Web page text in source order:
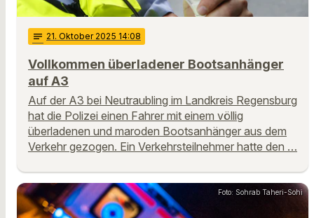
notes 21. Oktober 2025 14:08
Vollkommen überladener Bootsanhänger
auf A3
Auf der A3 bei Neutraubling im Landkreis Regensburg
hat die Polizei einen Fahrer mit einem völlig
überladenen und maroden Bootsanhänger aus dem
Verkehr gezogen. Ein Verkehrsteilnehmer hatte den …
Foto: Sohrab Taheri-Sohi